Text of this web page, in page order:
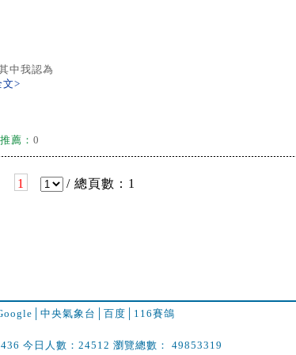
中我認為
文>
推薦： 0
1 / 總頁數：1
中央氣象台 百度 116賽鴿
今日人數：24512 瀏覽總數： 49853319